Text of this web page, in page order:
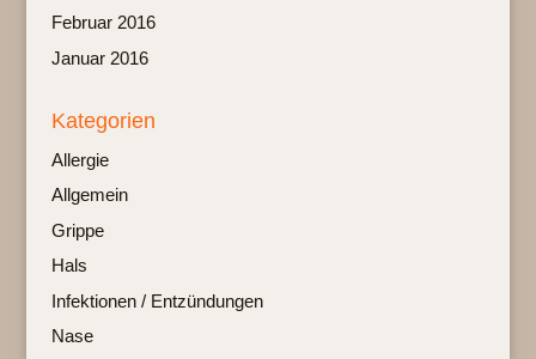
Februar 2016
Januar 2016
Kategorien
Allergie
Allgemein
Grippe
Hals
Infektionen / Entzündungen
Nase